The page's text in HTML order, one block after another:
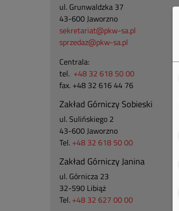
ul. Grunwaldzka 37
43-600 Jaworzno
sekretariat@pkw-sa.pl
sprzedaz@pkw-sa.pl
Centrala:
tel. +48 32 618 50 00
fax. +48 32 616 44 76
Zakład Górniczy Sobieski
ul. Sulińskiego 2
43-600 Jaworzno
Tel. +48 32 618 50 00
Zakład Górniczy Janina
ul. Górnicza 23
32-590 Libiąż
Tel. +48 32 627 00 00